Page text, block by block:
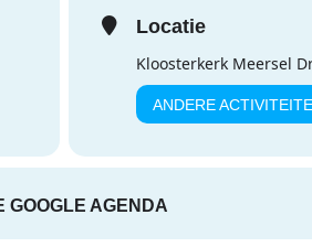
Locatie
Kloosterkerk Meersel
ANDERE
GOOGLE AGENDA